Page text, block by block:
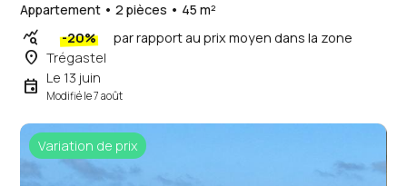
Appartement • 2 pièces • 45 m²
query_stats -20% par rapport au prix moyen dans la zone
place Trégastel
event Le 13 juin
Modifié le 7 août
Variation de prix